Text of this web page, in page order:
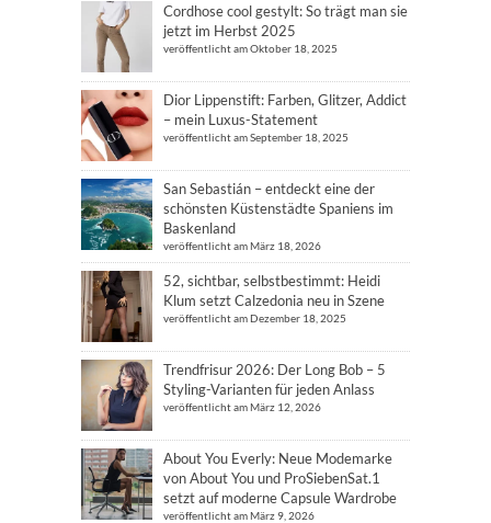
Cordhose cool gestylt: So trägt man sie
jetzt im Herbst 2025
veröffentlicht am Oktober 18, 2025
Dior Lippenstift: Farben, Glitzer, Addict
– mein Luxus-Statement
veröffentlicht am September 18, 2025
San Sebastián – entdeckt eine der
schönsten Küstenstädte Spaniens im
Baskenland
veröffentlicht am März 18, 2026
52, sichtbar, selbstbestimmt: Heidi
Klum setzt Calzedonia neu in Szene
veröffentlicht am Dezember 18, 2025
Trendfrisur 2026: Der Long Bob – 5
Styling-Varianten für jeden Anlass
veröffentlicht am März 12, 2026
About You Everly: Neue Modemarke
von About You und ProSiebenSat.1
setzt auf moderne Capsule Wardrobe
veröffentlicht am März 9, 2026